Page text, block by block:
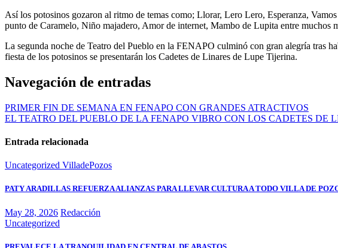
Así los potosinos gozaron al ritmo de temas como; Llorar, Lero Lero, Esperanza,
punto de Caramelo, Niño majadero, Amor de internet, Mambo de Lupita entre muchos
La segunda noche de Teatro del Pueblo en la FENAPO culminó con gran alegría tras
fiesta de los potosinos se presentarán los Cadetes de Linares de Lupe Tijerina.
Navegación de entradas
PRIMER FIN DE SEMANA EN FENAPO CON GRANDES ATRACTIVOS
EL TEATRO DEL PUEBLO DE LA FENAPO VIBRO CON LOS CADETES DE
Entrada relacionada
Uncategorized VilladePozos
PATY ARADILLAS REFUERZA ALIANZAS PARA LLEVAR CULTURA A TODO VILLA DE
May 28, 2026 Redacción
Uncategorized